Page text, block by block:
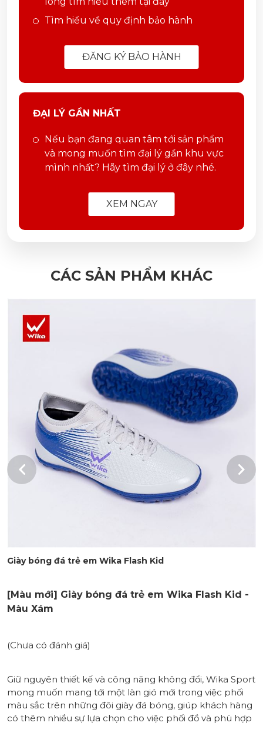
Tìm hiểu về quy định bảo hành
ĐĂNG KÝ BẢO HÀNH
ĐẠI LÝ GẦN NHẤT
Nếu bạn đang quan tâm tới sản phẩm
và mong muốn tìm đại lý gần khu vực
mình nhất? Hãy tìm đại lý ở đây nhé.
XEM NGAY
CÁC SẢN PHẨM KHÁC
Giày bóng đá trẻ em Wika Flash Kid
[Màu mới] Giày bóng đá trẻ em Wika Flash Kid -
Màu Xám
(Chưa có đánh giá)
Giữ nguyên thiết kế và công năng không đổi, Wika Sport
mong muốn mang tới một làn gió mới trong việc phối
màu sắc trên những đôi giày đá bóng, giúp khách hàng
có thêm nhiều sự lựa chọn cho việc phối đồ và phù hợp